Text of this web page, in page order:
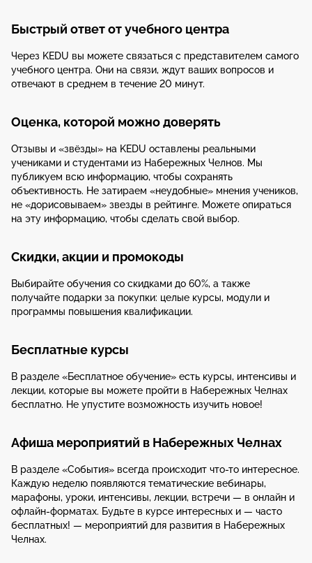
Быстрый ответ от учебного центра
Через KEDU вы можете связаться с представителем самого
учебного центра. Они на связи, ждут ваших вопросов и
отвечают в среднем в течение 20 минут.
Оценка, которой можно доверять
Отзывы и «звёзды» на KEDU оставлены реальными
учениками и студентами из Набережных Челнов. Мы
публикуем всю информацию, чтобы сохранять
объективность. Не затираем «неудобные» мнения учеников,
не «дорисовываем» звезды в рейтинге. Можете опираться
на эту информацию, чтобы сделать свой выбор.
Скидки, акции и промокоды
Выбирайте обучения со скидками до 60%, а также
получайте подарки за покупки: целые курсы, модули и
программы повышения квалификации.
Бесплатные курсы
В разделе «Бесплатное обучение» есть курсы, интенсивы и
лекции, которые вы можете пройти в Набережных Челнах
бесплатно. Не упустите возможность изучить новое!
Афиша мероприятий в Набережных Челнах
В разделе «События» всегда происходит что-то интересное.
Каждую неделю появляются тематические вебинары,
марафоны, уроки, интенсивы, лекции, встречи — в онлайн и
офлайн-форматах. Будьте в курсе интересных и — часто
бесплатных! — мероприятий для развития в Набережных
Челнах.